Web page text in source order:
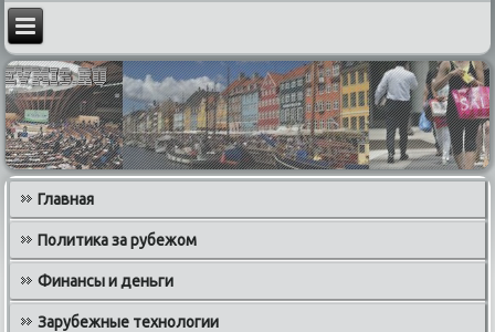
Главная
Политика за рубежом
Финансы и деньги
Зарубежные технологии